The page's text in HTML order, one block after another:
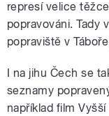
represí velice
popravováni. Tady
popraviště v
I na jihu Čech se
seznamy
například film